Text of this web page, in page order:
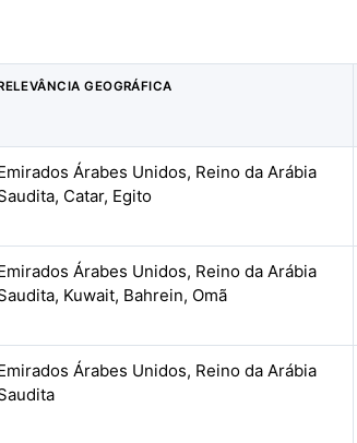
GEOGRÁFICA
Árabes Unidos, Reino da Arábia
Catar, Egito
Árabes Unidos, Reino da Arábia
Kuwait, Bahrein, Omã
Árabes Unidos, Reino da Arábia